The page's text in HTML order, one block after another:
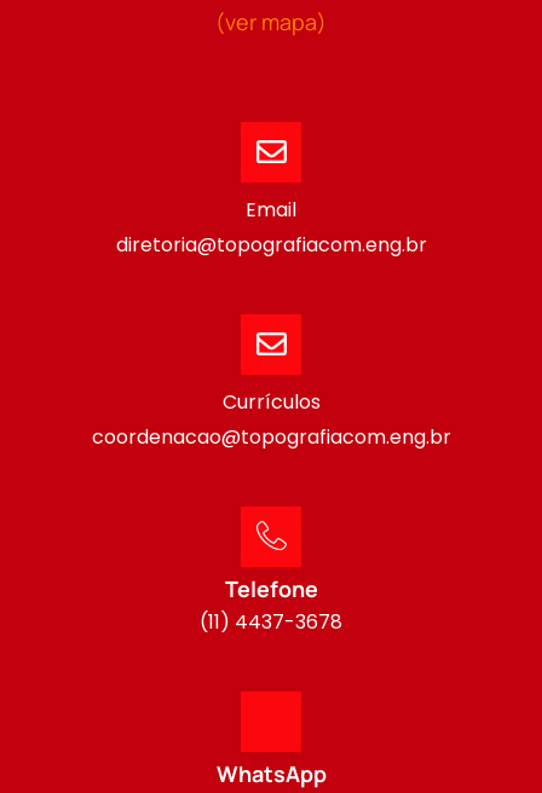
(ver mapa)
Email
diretoria@topografiacom.eng.br
Currículos
coordenacao@topografiacom.eng.br
Telefone
(11) 4437-3678
WhatsApp